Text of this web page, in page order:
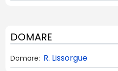
DOMARE
Domare: R. Lissorgue